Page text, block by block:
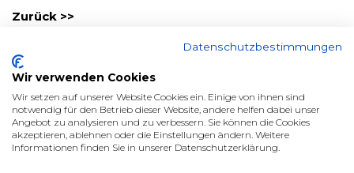
Zurück >>
jetbeds
Datenschutzbestimmungen
Wir verwenden Cookies
Wir setzen auf unserer Website Cookies ein. Einige von ihnen sind
notwendig für den Betrieb dieser Website, andere helfen dabei unser
Angebot zu analysieren und zu verbessern. Sie können die Cookies
akzeptieren, ablehnen oder die Einstellungen ändern. Weitere
Informationen finden Sie in unserer Datenschutzerklärung.